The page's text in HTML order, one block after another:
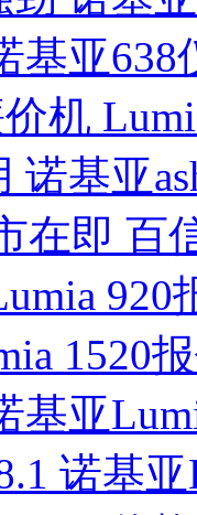
基亚638
机
诺基亚
在即 百
920
1520
基亚
诺基